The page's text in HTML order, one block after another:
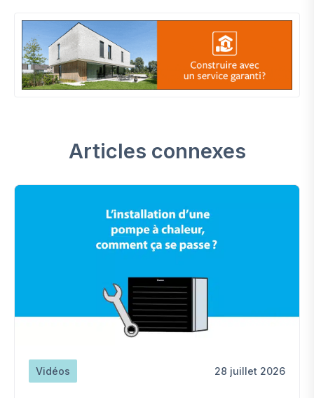
Articles connexes
Vidéos 28 juillet 2026